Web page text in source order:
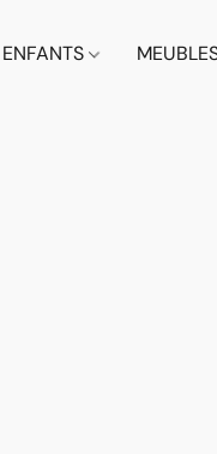
ENFANTS